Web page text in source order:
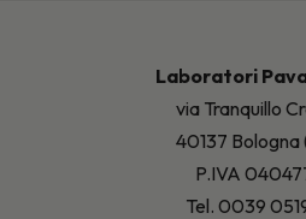
Laboratori
via Tranquillo
40137 Bologna
P.IVA
Tel. 0039